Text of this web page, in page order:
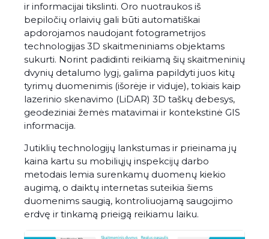
ir informacijai tikslinti. Oro nuotraukos iš
bepiločių orlaivių gali būti automatiškai
apdorojamos naudojant fotogrametrijos
technologijas 3D skaitmeniniams objektams
sukurti. Norint padidinti reikiamą šių skaitmeninių
dvynių detalumo lygį, galima papildyti juos kitų
tyrimų duomenimis (išorėje ir viduje), tokiais kaip
lazerinio skenavimo (LiDAR) 3D taškų debesys,
geodeziniai žemės matavimai ir kontekstinė GIS
informacija.
Jutiklių technologijų lankstumas ir prieinama jų
kaina kartu su mobiliųjų inspekcijų darbo
metodais lemia surenkamų duomenų kiekio
augimą, o daiktų internetas suteikia šiems
duomenims saugią, kontroliuojamą saugojimo
erdvę ir tinkamą prieigą reikiamu laiku.